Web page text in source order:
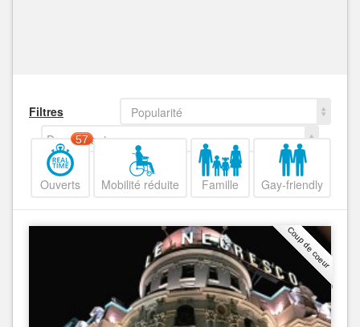
Filtres
Popularité
Decroissant
Ouverts
57
Mobilité réduite Famille Gay-friendly
Coup de coeur